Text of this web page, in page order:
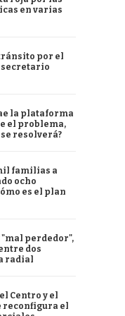
en varias
por el
secretario
la plataforma
el problema,
resolverá?
familias a
ocho
es el plan
"mal perdedor",
dos
radial
Centro y el
reconfigura el